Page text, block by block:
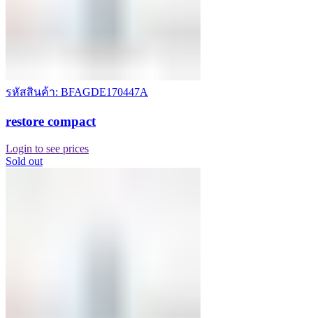
รหัสสินค้า: BFAGDE170447A
restore compact
Login to see prices
Sold out